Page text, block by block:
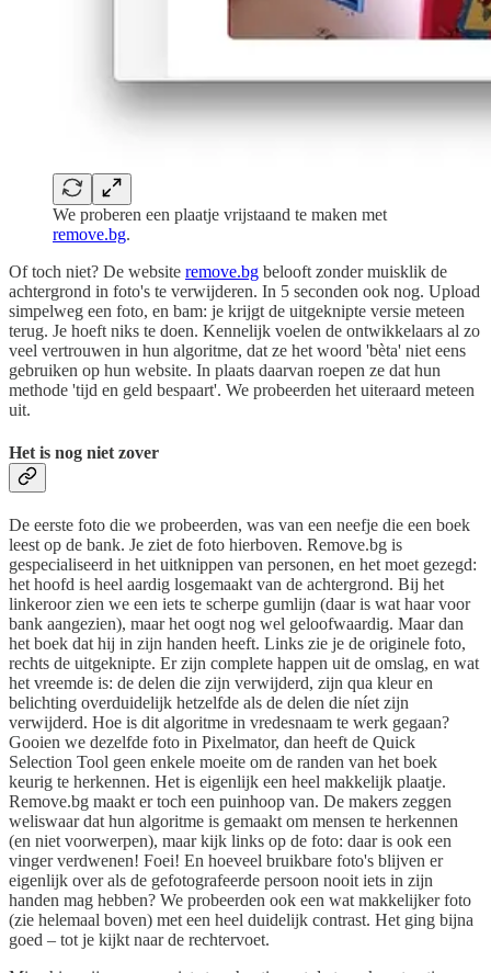
We proberen een plaatje vrijstaand te maken met
remove.bg.
Of toch niet? De website remove.bg belooft zonder muisklik de
achtergrond in foto's te verwijderen. In 5 seconden ook nog. Upload
simpelweg een foto, en bam: je krijgt de uitgeknipte versie meteen
terug. Je hoeft niks te doen. Kennelijk voelen de ontwikkelaars al zo
veel vertrouwen in hun algoritme, dat ze het woord 'bèta' niet eens
gebruiken op hun website. In plaats daarvan roepen ze dat hun
methode 'tijd en geld bespaart'. We probeerden het uiteraard meteen
uit.
Het is nog niet zover
De eerste foto die we probeerden, was van een neefje die een boek
leest op de bank. Je ziet de foto hierboven. Remove.bg is
gespecialiseerd in het uitknippen van personen, en het moet gezegd:
het hoofd is heel aardig losgemaakt van de achtergrond. Bij het
linkeroor zien we een iets te scherpe gumlijn (daar is wat haar voor
bank aangezien), maar het oogt nog wel geloofwaardig. Maar dan
het boek dat hij in zijn handen heeft. Links zie je de originele foto,
rechts de uitgeknipte. Er zijn complete happen uit de omslag, en wat
het vreemde is: de delen die zijn verwijderd, zijn qua kleur en
belichting overduidelijk hetzelfde als de delen die níet zijn
verwijderd. Hoe is dit algoritme in vredesnaam te werk gegaan?
Gooien we dezelfde foto in Pixelmator, dan heeft de Quick
Selection Tool geen enkele moeite om de randen van het boek
keurig te herkennen. Het is eigenlijk een heel makkelijk plaatje.
Remove.bg maakt er toch een puinhoop van. De makers zeggen
weliswaar dat hun algoritme is gemaakt om mensen te herkennen
(en niet voorwerpen), maar kijk links op de foto: daar is ook een
vinger verdwenen! Foei! En hoeveel bruikbare foto's blijven er
eigenlijk over als de gefotografeerde persoon nooit iets in zijn
handen mag hebben? We probeerden ook een wat makkelijker foto
(zie helemaal boven) met een heel duidelijk contrast. Het ging bijna
goed – tot je kijkt naar de rechtervoet.